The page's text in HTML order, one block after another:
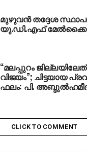
മുഴുവന്‍ തദ്ദേശ
യു.ഡി.എഫ് മേല്‍ക്കൈ
“മലപ്പുറം
വിജയം”; ചിട്ടയായ
ഫലം: പി.
CLICK TO COMMENT